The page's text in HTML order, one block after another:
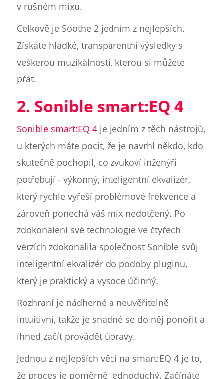
v rušném mixu.
Celkově je Soothe 2 jedním z nejlepších.
Získáte hladké, transparentní výsledky s
veškerou muzikálností, kterou si můžete
přát.
2. Sonible smart:EQ 4
Sonible smart:EQ 4je jedním z těch nástrojů,
u kterých máte pocit, že je navrhl někdo, kdo
skutečně pochopil, co zvukoví inženýři
potřebují - výkonný, inteligentní ekvalizér,
který rychle vyřeší problémové frekvence a
zároveň ponechá váš mix nedotčený. Po
zdokonalení své technologie ve čtyřech
verzích zdokonalila společnost Sonible svůj
inteligentní ekvalizér do podoby pluginu,
který je praktický a vysoce účinný.
Rozhraní je nádherné a neuvěřitelně
intuitivní, takže je snadné se do něj ponořit a
ihned začít provádět úpravy.
Jednou z nejlepších věcí na smart:EQ 4 je to,
že proces je poměrně jednoduchý. Začínáte